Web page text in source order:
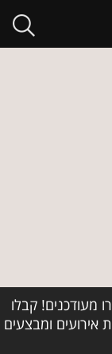
מעודכנים! קבלו
אירועים ומבצעים